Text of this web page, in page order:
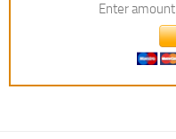
Enter amount